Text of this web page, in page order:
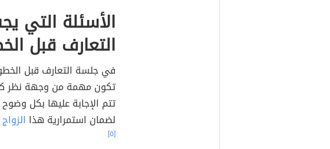
الأسئلة التي
التعارف قبل
في جلسة التعارف قبل
تكون مهمة من وجهة نظر
تتم الإجابة عليها بكل
لضمان استمرارية هذا الزواج
[٥]